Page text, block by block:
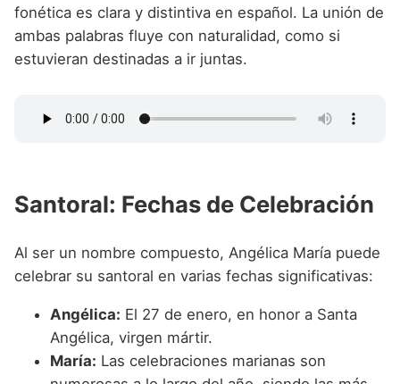
fonética es clara y distintiva en español. La unión de
ambas palabras fluye con naturalidad, como si
estuvieran destinadas a ir juntas.
Santoral: Fechas de Celebración
Al ser un nombre compuesto, Angélica María puede
celebrar su santoral en varias fechas significativas:
Angélica: El 27 de enero, en honor a Santa
Angélica, virgen mártir.
María: Las celebraciones marianas son